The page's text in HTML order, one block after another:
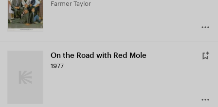
Farmer Taylor
On the Road with Red Mole
1977